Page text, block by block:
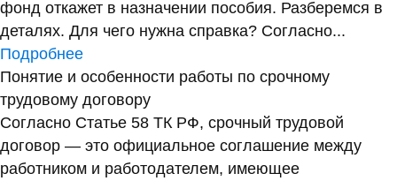
фонд откажет в назначении пособия. Разберемся в
деталях. Для чего нужна справка? Согласно...
Подробнее
Понятие и особенности работы по срочному
трудовому договору
Согласно Статье 58 ТК РФ, срочный трудовой
договор — это официальное соглашение между
работником и работодателем, имеющее